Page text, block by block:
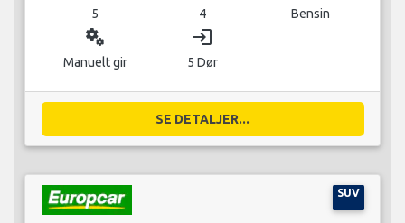
5 4 Bensin
miscellaneous_services
Manuelt gir
login
5 Dør
SE DETALJER...
SUV